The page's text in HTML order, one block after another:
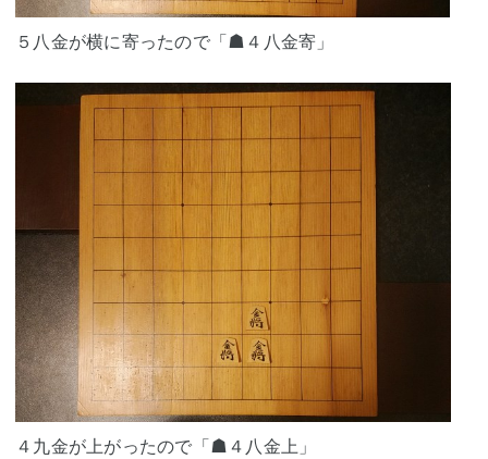
５八金が横に寄ったので「☗４八金寄」
４九金が上がったので「☗４八金上」